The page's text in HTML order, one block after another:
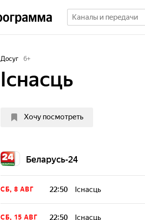
Досуг 6+
Iснасць
Хочу посмотреть
Беларусь-24
СБ, 8 АВГ 22:50 Iснасць
СБ, 15 АВГ 22:50 Iснасць